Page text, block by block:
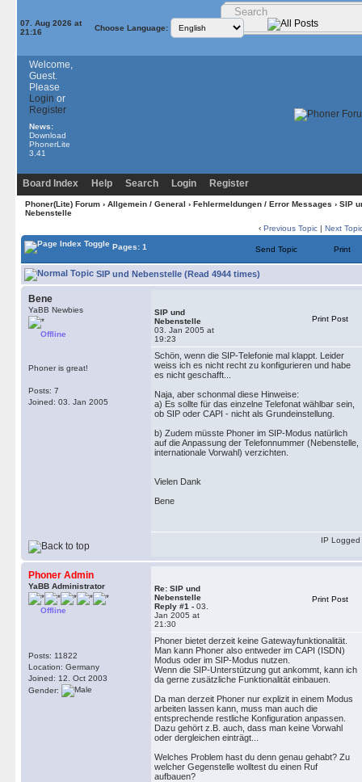
07. Aug 2026 at
21:16
Choose Language:
Welcome,
Guest.
Please
Login or
Register
News:
Download
PhonerLite
3.41
Board Index Help Search Login Register
Phoner(Lite) Forum› Allgemein / General › Fehlermeldungen / Error Messages › SIP
Nebenstelle
‹ Previous Topic | Next
Pages: 1 Send Topic Print
SIP und Nebenstelle (Read 4944 times)
Bene
YaBB Newbies
Offline
Phoner is great!
Posts: 7
Joined: 03. Jan 2005
SIP und
Nebenstelle
03. Jan 2005 at
19:23
Print Post
Schön, wenn die SIP-Telefonie mal klappt. Leider
weiss ich es nicht recht zu konfigurieren und habe
es nicht geschafft...
Naja, aber schonmal diese Hinweise:
a) Es sollte für das einzelne Telefonat wählbar sein,
ob SIP oder CAPI - nicht als Grundeinstellung.
b) Zudem müsste Phoner im SIP-Modus natürlich
auf die Anpassung der Telefonnummer (Nebenstelle,
internationale Vorwahl) verzichten.
Vielen Dank
Bene
IP Logged
Phoner Admin
YaBB Administrator
Offline
Posts: 11822
Location: Germany
Joined: 12. Oct 2003
Gender:
Re: SIP und
Nebenstelle
Reply #1 - 03.
Jan 2005 at
21:30
Print Post
Phoner bietet derzeit keine Gatewayfunktionalität.
Man kann Phoner also entweder im CAPI (ISDN)
Modus oder im SIP-Modus nutzen.
Wenn die SIP-Unterstützung gut ankommt, kann ich
da gerne zusätzliche Funktionalität einbauen.
Da man derzeit Phoner nur explizit in einem Modus
arbeiten lassen kann, muss man auch die
entsprechende restliche Konfiguration anpassen.
Dazu gehört z.B. auch, dass man keine Vorwahl
oder dergleichen einträgt...
Welches Problem hast du denn genau gehabt? Zu
welcher Gegenstelle wolltest du einen Ruf
aufbauen?